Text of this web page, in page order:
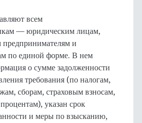
всем
— юридическим лицам,
и
по единой форме. В нем
о сумме задолженности
требования (по налогам,
сборам, страховым взносам,
указан срок
и меры по взысканию,